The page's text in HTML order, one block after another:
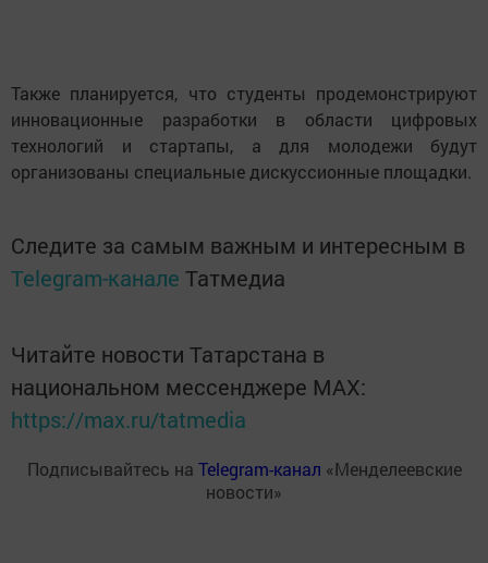
Также планируется, что студенты продемонстрируют
инновационные разработки в области цифровых
технологий и стартапы, а для молодежи будут
организованы специальные дискуссионные площадки.
Следите за самым важным и интересным в
Telegram-канале Татмедиа
Читайте новости Татарстана в
национальном мессенджере MАХ:
https://max.ru/tatmedia
Подписывайтесь на Telegram-канал «Менделеевские
новости»